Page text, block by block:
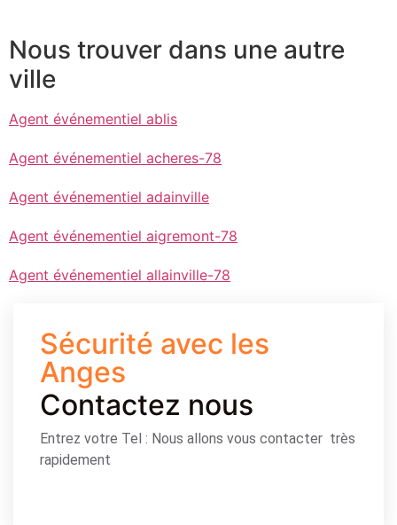
Nous trouver dans une autre
ville
Agent événementiel ablis
Agent événementiel acheres-78
Agent événementiel adainville
Agent événementiel aigremont-78
Agent événementiel allainville-78
Sécurité avec les
Anges
Contactez nous
Entrez votre Tel : Nous allons vous contacter très
rapidement